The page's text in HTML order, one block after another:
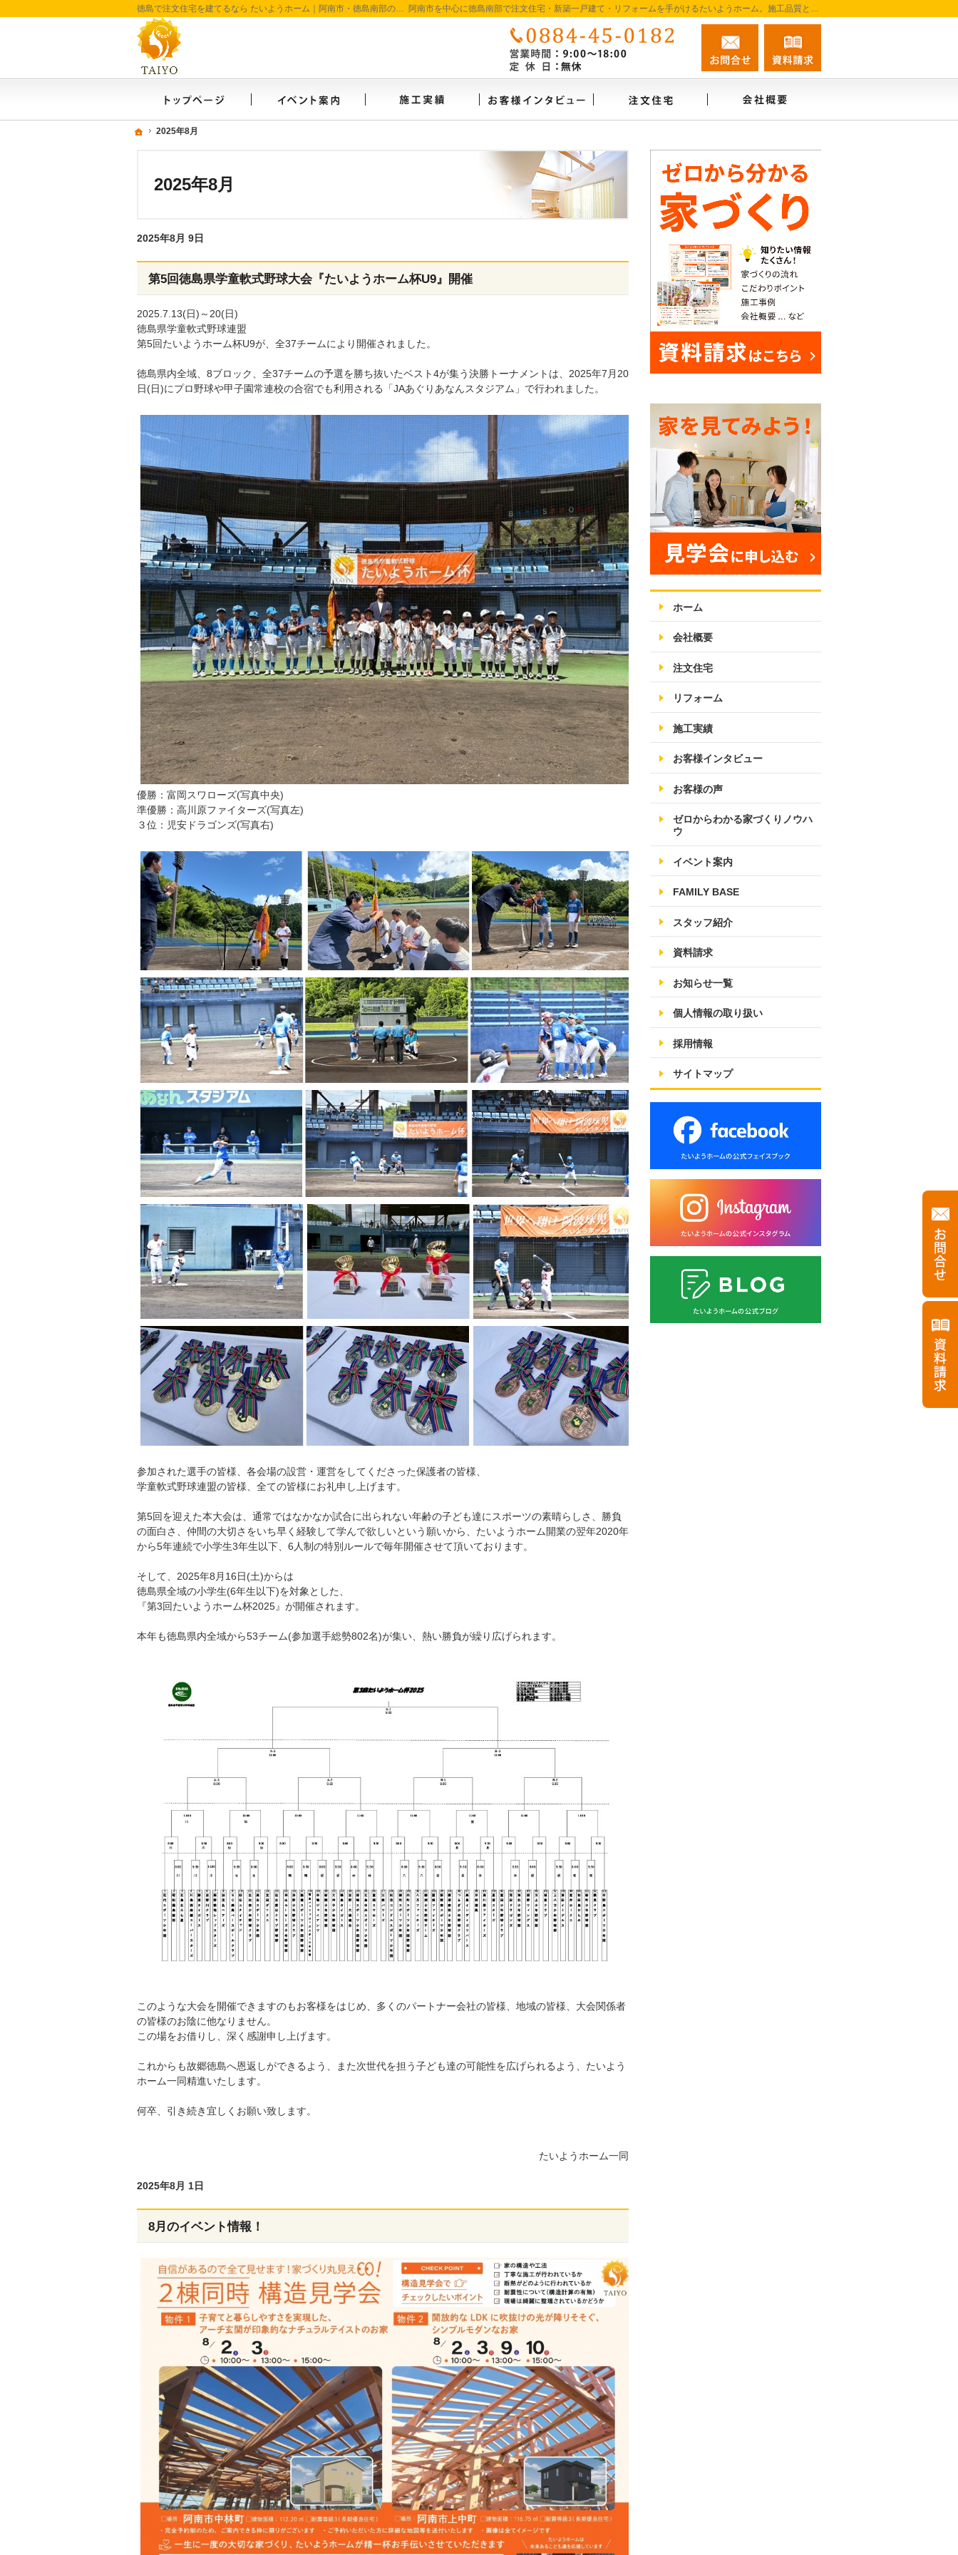
ホーム
2025年8月
2025年8月
阿南市を中心に徳島南部で注文住宅・新築一戸建て・リフォームを手がけるたいようホーム。施工品質と誠実な対応を大切に、家づくりを一貫してサポートします。
徳島で注文住宅を建てるなら たいようホーム｜阿南市・徳島南部の地域密着工務店
2025年8月 9日
第5回徳島県学童軟式野球大会『たいようホーム杯U9』開催
2025.7.13(日)～20(日)
徳島県学童軟式野球連盟
第5回たいようホーム杯U9が、全37チームにより開催されました。
徳島県内全域、8ブロック、全37チームの予選を勝ち抜いたベスト4が集う決勝トーナメントは、2025年7月20
日(日)にプロ野球や甲子園常連校の合宿でも利用される「JAあぐりあなんスタジアム」で行われました。
優勝：富岡スワローズ(写真中央)
準優勝：高川原ファイターズ(写真左)
３位：児安ドラゴンズ(写真右)
参加された選手の皆様、各会場の設営・運営をしてくださった保護者の皆様、
学童軟式野球連盟の皆様、全ての皆様にお礼申し上げます。
第5回を迎えた本大会は、通常ではなかなか試合に出られない年齢の子ども達にスポーツの素晴らしさ、勝負
の面白さ、仲間の大切さをいち早く経験して学んで欲しいという願いから、たいようホーム開業の翌年2020年
から5年連続で小学生3年生以下、6人制の特別ルールで毎年開催させて頂いております。
そして、2025年8月16日(土)からは
徳島県全域の小学生(6年生以下)を対象とした、
『第3回たいようホーム杯2025』が開催されます。
本年も徳島県内全域から53チーム(参加選手総勢802名)が集い、熱い勝負が繰り広げられます。
このような大会を開催できますのもお客様をはじめ、多くのパートナー会社の皆様、地域の皆様、大会関係者
の皆様のお陰に他なりません。
この場をお借りし、深く感謝申し上げます。
これからも故郷徳島へ恩返しができるよう、また次世代を担う子ども達の可能性を広げられるよう、たいよう
ホーム一同精進いたします。
何卒、引き続き宜しくお願い致します。
たいようホーム一同
2025年8月 1日
8月のイベント情報！
ホーム
会社概要
注文住宅
リフォーム
施工実績
お客様インタビュー
お客様の声
ゼロからわかる家づくりノウハ
ウ
イベント案内
FAMILY BASE
スタッフ紹介
資料請求
お知らせ一覧
個人情報の取り扱い
採用情報
サイトマップ
0884-45-0182
営業時間9:00～18:00 定休日：無休
ホーム
2025年8月